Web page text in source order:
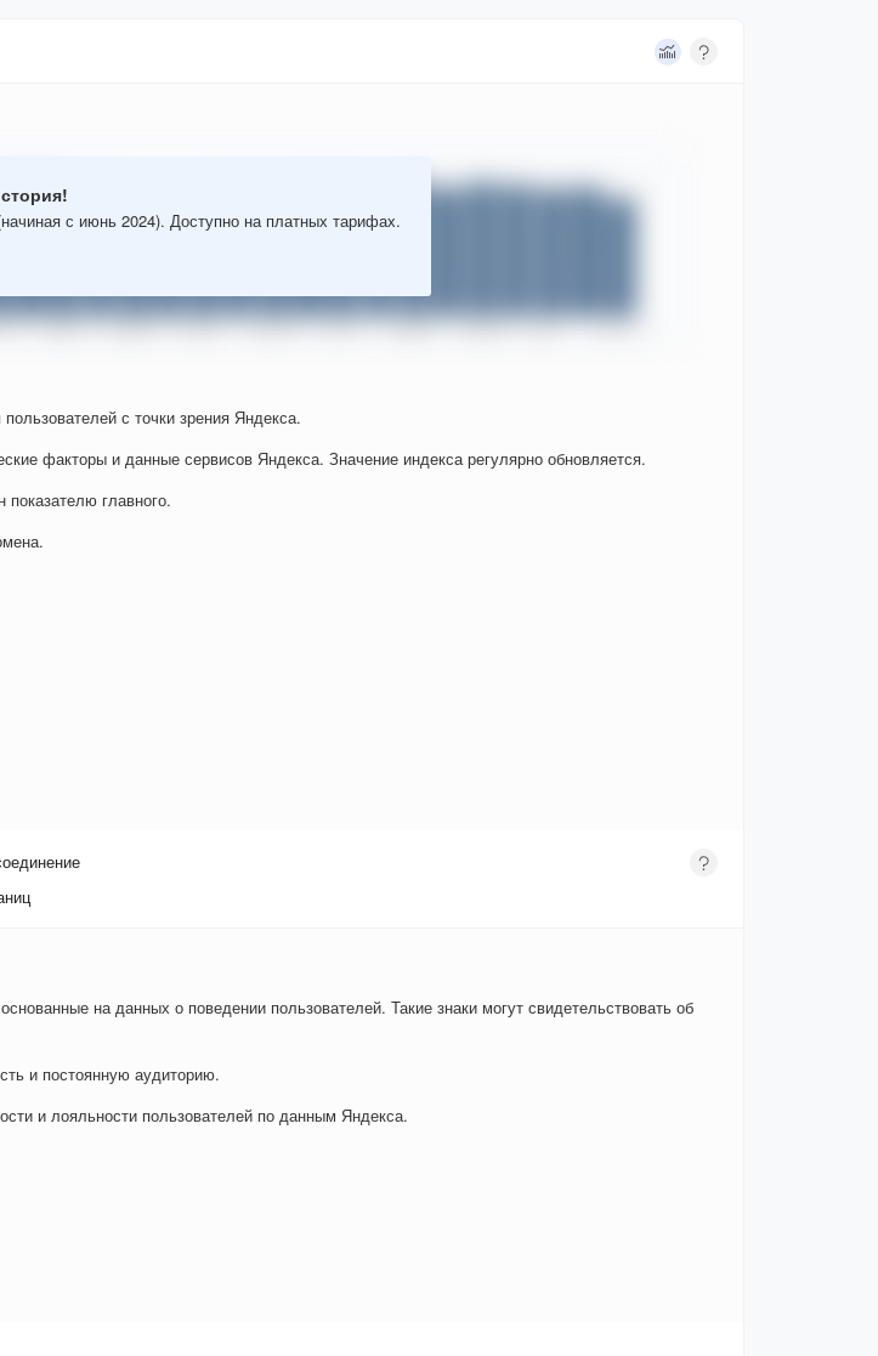
с июнь 2024). Доступно на платных тарифах.
с точки зрения Яндекса.
факторы и данные сервисов Яндекса. Значение индекса регулярно обновляется.
показателю главного.
на данных о поведении пользователей. Такие знаки могут свидетельствовать об
и постоянную аудиторию.
и лояльности пользователей по данным Яндекса.